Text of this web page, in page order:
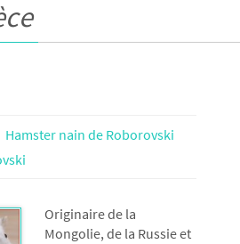
Hamster nain de Roborovski
Originaire de la
Mongolie, de la Russie et